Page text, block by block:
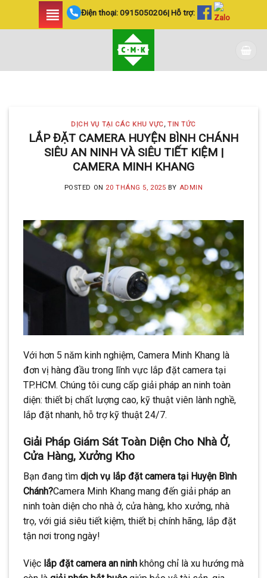
Điện thoại:0915050206| Hỗ trợ:
HUYỆN BÌNH CHÁNH
SIÊU AN NINH VÀ SIÊU
TIẾT KIỆM | CAMERA
MINH KHANG
Với hơn 5 năm kinh nghiệm, Camera
Minh Khang là đơn vị hàng đầu trong [...]
CONTINUE READING →
DỊCH VỤ TẠI CÁC KHU VỰC,TIN TỨC
LẮP ĐẶT CAMERA HUYỆN BÌNH CHÁNH
SIÊU AN NINH VÀ SIÊU TIẾT KIỆM |
CAMERA MINH KHANG
POSTED ON 20 THÁNG 5, 2025 BY ADMIN
Với hơn 5 năm kinh nghiệm, Camera Minh Khang là
đơn vị hàng đầu trong lĩnh vực lắp đặt camera tại
TP.HCM. Chúng tôi cung cấp giải pháp an ninh toàn
diện: thiết bị chất lượng cao, kỹ thuật viên lành nghề,
lắp đặt nhanh, hỗ trợ kỹ thuật 24/7.
Giải Pháp Giám Sát Toàn Diện Cho Nhà Ở,
Cửa Hàng, Xưởng Kho
Bạn đang tìm dịch vụ lắp đặt camera tại Huyện Bình
Chánh?Camera Minh Khang mang đến giải pháp an
ninh toàn diện cho nhà ở, cửa hàng, kho xưởng, nhà
trọ, với giá siêu tiết kiệm, thiết bị chính hãng, lắp đặt
tận nơi trong ngày!
Việc lắp đặt camera an ninh không chỉ là xu hướng mà